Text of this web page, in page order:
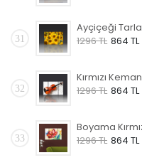
31
1296 TL 864 TL
32
1296 TL 864 TL
33
1296 TL 864 TL